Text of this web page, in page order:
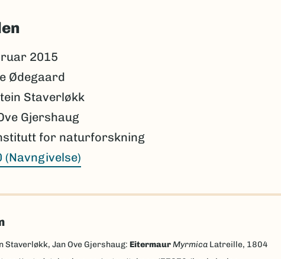
2015
Ødegaard
Staverløkk
Gjershaug
for naturforskning
(Navngivelse)
Staverløkk, Jan Ove Gjershaug: EitermaurMyrmicaLatreille, 1804